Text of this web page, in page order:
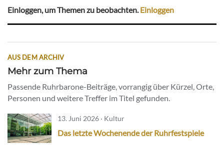
Einloggen, um Themen zu beobachten.Einloggen
AUS DEM ARCHIV
Mehr zum Thema
Passende Ruhrbarone-Beiträge, vorrangig über Kürzel, Orte,
Personen und weitere Treffer im Titel gefunden.
13. Juni 2026 · Kultur
Das letzte Wochenende der Ruhrfestspiele